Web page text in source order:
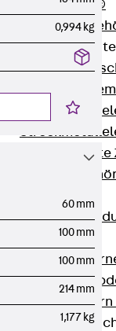
RAPIDOBAT®
Schalrohre
Zurück
Zurück
Zurück
Querkraftdorn
0,994 kg
60 mm
100 mm
100 mm
214 mm
1,177 kg